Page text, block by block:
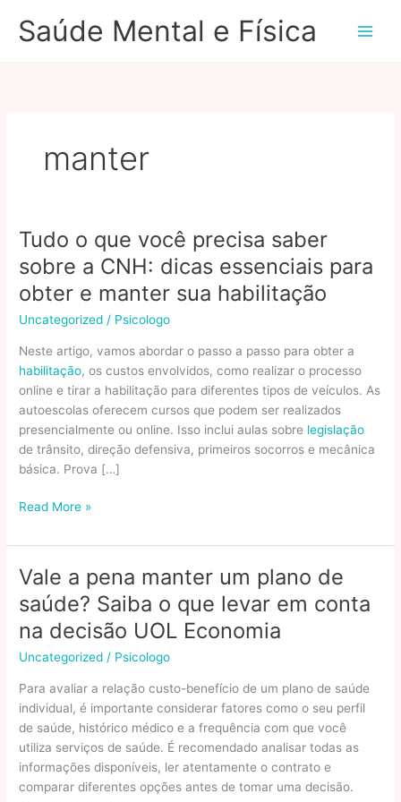
paraSaúde Mental e Física
manter
Tudo o que você precisa saber
sobre a CNH: dicas essenciais para
obter e manter sua habilitação
Uncategorized / Psicologo
Neste artigo, vamos abordar o passo a passo para obter a
habilitação, os custos envolvidos, como realizar o processo
online e tirar a habilitação para diferentes tipos de veículos. As
autoescolas oferecem cursos que podem ser realizados
presencialmente ou online. Isso inclui aulas sobre legislação
de trânsito, direção defensiva, primeiros socorros e mecânica
básica. Prova […]
Tudo
que
você
precisa
saber
sobre
CNH:
dicas
essenciais
para
obter
e
manter
Read More »
Vale a pena manter um plano de
saúde? Saiba o que levar em conta
na decisão UOL Economia
Uncategorized / Psicologo
Para avaliar a relação custo-benefício de um plano de saúde
individual, é importante considerar fatores como o seu perfil
de saúde, histórico médico e a frequência com que você
utiliza serviços de saúde. É recomendado analisar todas as
informações disponíveis, ler atentamente o contrato e
comparar diferentes opções antes de tomar uma decisão.